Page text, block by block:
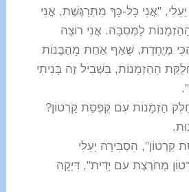
"אֲנִי כָּל-כָּךְ מִתְרַגֶּשֶׁת, אֲנִי
לַמְּסִבָּה. אֲנִי רוֹצָה
מְיֻחֶדֶת, שֶׁאַף אַחַת מֵהַבָּנוֹת
הַהַזְמָנוֹת, בִּשְׁבִיל זֶה בָּנִיתִי
הַזְמָנוֹת עִם קֻפְסַת קַרְטוֹן?
הִסְבִּירָה יַעֵלִי
מְחֹרֶצֶת עִם יָדִית", דִּיְּקָה